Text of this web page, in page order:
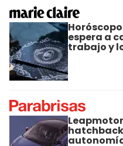
espera a
trabajo y
hatchback